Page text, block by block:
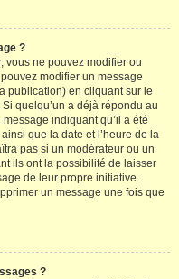
?
vous ne pouvez modifier ou
modifier un message
publication) en cliquant sur le
quelqu’un a déjà répondu au
indiquant qu’il a été
que la date et l’heure de la
pas si un modérateur ou un
ils ont la possibilité de laisser
de leur propre initiative.
un message une fois que
?